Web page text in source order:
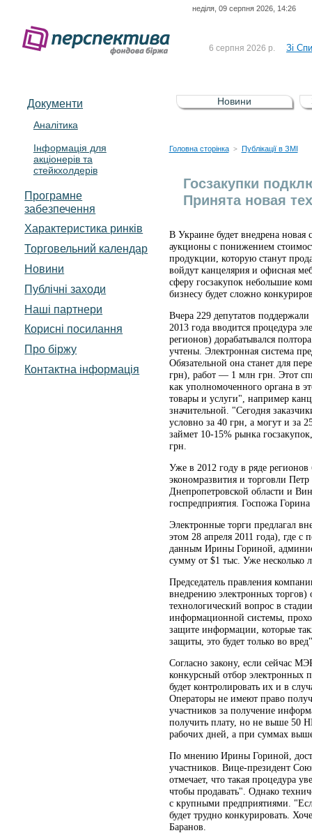
неділя, 09 серпня 2026, 14:26
6 серпня 2026 р. Зі
5 серпня 2026 р.
Зі
UA4000232607)
4 серпня 2026 р.
До
Документи
Аналітика
Інформація для
акціонерів та
стейкхолдерів
Програмне
забезпечення
Характеристика pинків
Торговельний календар
Новини
Публічні заходи
Наші партнери
Корисні посилання
Про біржу
Контактна інформація
Новини
Головна сторінка > Публікації в ЗМІ
Госзакупки
Принята новая
В Украине будет внедрена новая
аукционы с понижением
продукции, которую станут
войдут канцелярия и офисная
сферу госзакупок небольшие
бизнесу будет сложно
Вчера 229 депутатов
2013 года вводится процедура
регионов) дорабатывался
учтены. Электронная система
Обязательной она станет для
грн), работ — 1 млн грн. Этот
как уполномоченного органа в
товары и услуги", например
значительной. "Сегодня
условно за 40 грн, а могут и за
займет 10-15% рынка
грн.
Уже в 2012 году в ряде
экономразвития и торговли
Днепропетровской области и
госпредприятия. Госпожа Горина
Электронные торги предлагал
этом 28 апреля 2011 года), где
данным Ирины Гориной,
сумму от $1 тыс. Уже несколько
Председатель правления
внедрению электронных торгов)
технологический вопрос в
информационной системы,
защите информации, которые
защиты, это будет только во
Согласно закону, если сейчас
конкурсный отбор электронных
будет контролировать их и в
Операторы не имеют право
участников за получение
получить плату, но не выше 50
рабочих дней, а при суммах
По мнению Ирины Гориной,
участников. Вице-президент
отмечает, что такая процедура
чтобы продавать". Однако
с крупными предприятиями.
будет трудно конкурировать.
Баранов.